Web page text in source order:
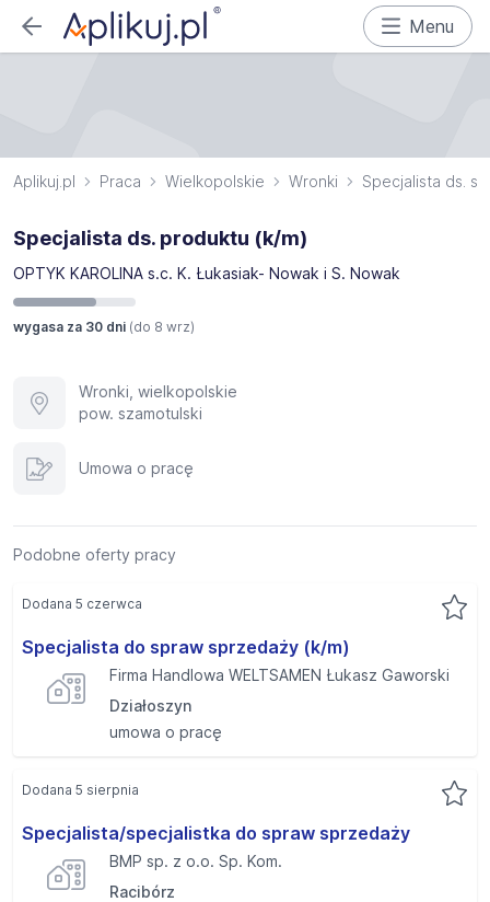
Menu
Aplikuj.pl Praca Wielkopolskie Wronki Specjalista ds.
Specjalista ds. produktu (k/m)
OPTYK KAROLINA s.c. K. Łukasiak- Nowak i S. Nowak
wygasa za 30 dni (do 8 wrz)
Wronki, wielkopolskie
pow. szamotulski
Umowa o pracę
Podobne oferty pracy
Specjalista do spraw sprzedaży (k/m)
Firma Handlowa WELTSAMEN Łukasz Gaworski
Działoszyn
umowa o pracę
Dodana 5 czerwca
Specjalista/specjalistka do spraw sprzedaży
BMP sp. z o.o. Sp. Kom.
Racibórz
Dodana 5 sierpnia